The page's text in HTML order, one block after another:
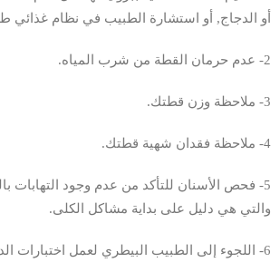
أو الدجاج, أو استشارة الطبيب في نظام غذائي
2- عدم حرمان القطة من شرب المياه.
3- ملاحظة وزن قطتك.
4- ملاحظة فقدان شهية قطتك.
5- فحص الأسنان للتأكد من عدم وجود التهابات باللثة,
والتي هي دليل على بداية مشاكل الكلى.
6- اللجوء إلى الطبيب البيطري لعمل اختبارات الدم والبول.